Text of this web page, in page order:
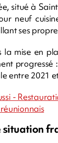
situé à
neuf
ses
la mise en
progressé
entre 2021
-
situation